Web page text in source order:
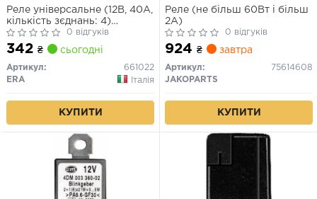
Реле універсальне (12В, 40А,
кількість зєднань: 4)
MERCEDES VITO MIXTO
(DOUBLE CABIN), VITO
(W447), AUDI 100 C3, 100 C4,
200 C3, 80 B3, 80 B4, A1, A2,
A3, A4 B5, A4 B6, A4 B8, A6
0 відгуків
342 ₴ сьогодні
Артикул:
661022
ERA
Італія
КУПИТИ
Реле (не більш 60Вт і більш
2А)
0 відгуків
924 ₴ завтра
Артикул:
75614608
JAKOPARTS
КУПИТИ